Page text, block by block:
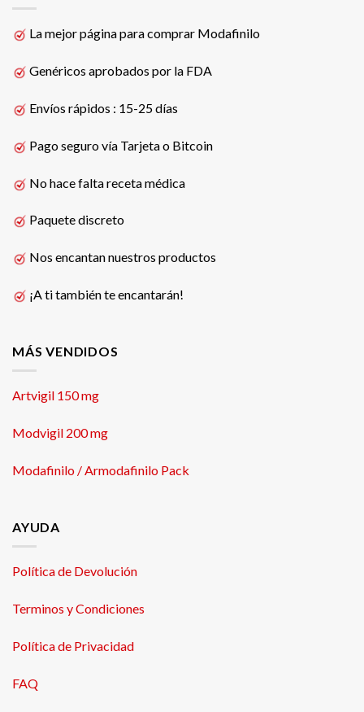
La mejor página para comprar Modafinilo
Genéricos aprobados por la FDA
Envíos rápidos : 15-25 días
Pago seguro vía Tarjeta o Bitcoin
No hace falta receta médica
Paquete discreto
Nos encantan nuestros productos
¡A ti también te encantarán!
MÁS VENDIDOS
Artvigil 150 mg
Modvigil 200 mg
Modafinilo / Armodafinilo Pack
AYUDA
Política de Devolución
Terminos y Condiciones
Política de Privacidad
FAQ